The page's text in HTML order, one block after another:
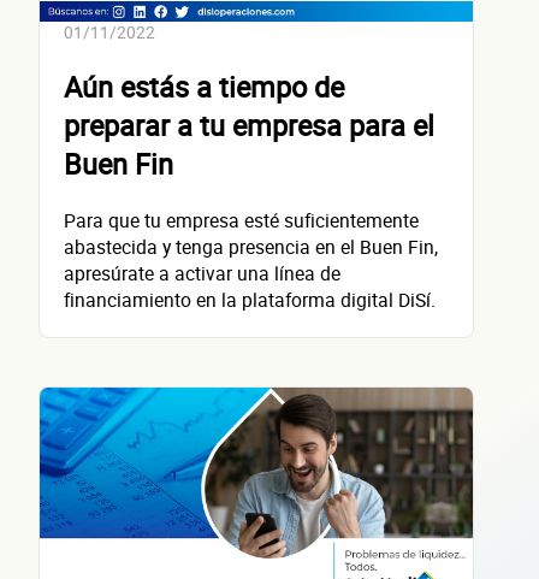
01/11/2022
Aún estás a tiempo de
preparar a tu empresa para el
Buen Fin
Para que tu empresa esté suficientemente
abastecida y tenga presencia en el Buen Fin,
apresúrate a activar una línea de
financiamiento en la plataforma digital DiSí.
Nombre(s)
Teléfono
Correo electrónico
Confirma tu correo electrónico